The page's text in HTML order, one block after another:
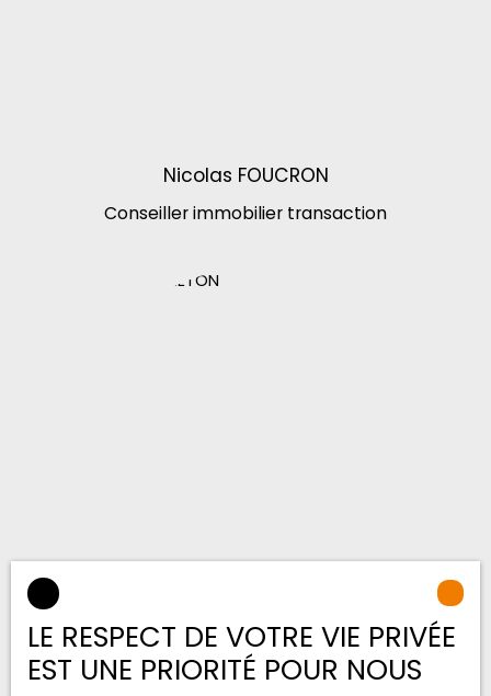
Nicolas FOUCRON
Conseiller immobilier transaction
Conseillère en location
LE RESPECT DE VOTRE VIE PRIVÉE
EST UNE PRIORITÉ POUR NOUS